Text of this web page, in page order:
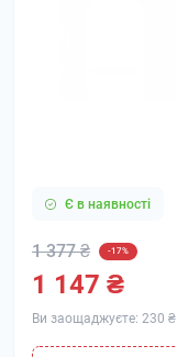
Є в наявності
1 377 ₴ -17%
1 147 ₴
Ви заощаджуєте: 230 ₴